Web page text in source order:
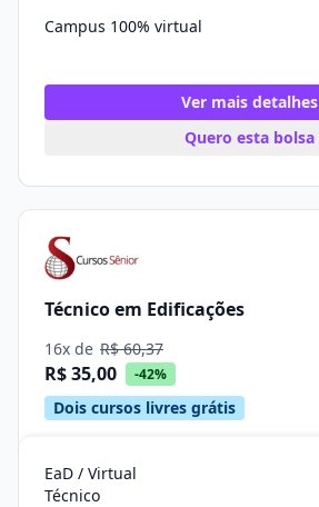
Campus 100% virtual
Ver mais detalhes
Quero esta bolsa
Técnico em Edificações
16x de R$ 60,37
R$ 35,00 -42%
Dois cursos livres grátis
EaD / Virtual
Técnico